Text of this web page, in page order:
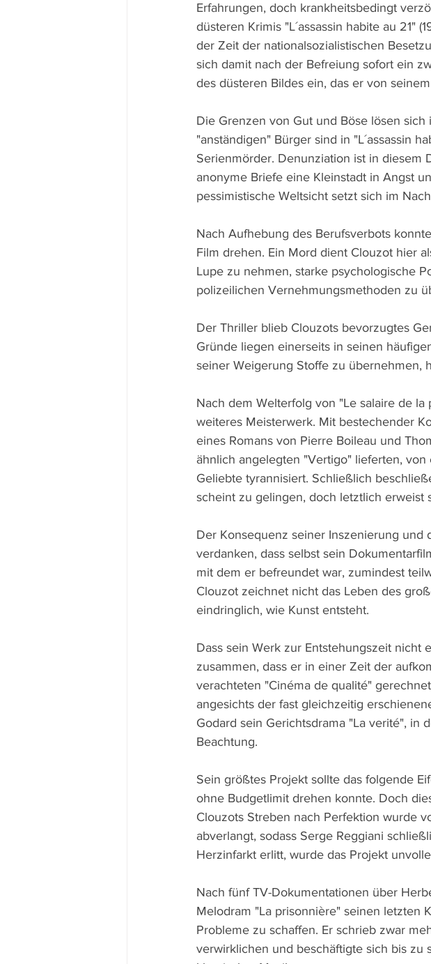
Erfahrungen, doch krankheitsbedingt
düsteren Krimis "L´assassin habite au 21"
der Zeit der nationalsozialistischen
sich damit nach der Befreiung sofort ein
des düsteren Bildes ein, das er von
Die Grenzen von Gut und Böse lösen
"anständigen" Bürger sind in "L´assassin
Serienmörder. Denunziation ist in diesem
anonyme Briefe eine Kleinstadt in Angst
pessimistische Weltsicht setzt sich im
Nach Aufhebung des Berufsverbots
Film drehen. Ein Mord dient Clouzot hier
Lupe zu nehmen, starke psychologische
polizeilichen Vernehmungsmethoden zu
Der Thriller blieb Clouzots bevorzugtes
Gründe liegen einerseits in seinen
seiner Weigerung Stoffe zu übernehmen,
Nach dem Welterfolg von "Le salaire de
weiteres Meisterwerk. Mit bestechender
eines Romans von Pierre Boileau und
ähnlich angelegten "Vertigo" lieferten,
Geliebte tyrannisiert. Schließlich
scheint zu gelingen, doch letztlich erweist
Der Konsequenz seiner Inszenierung
verdanken, dass selbst sein
mit dem er befreundet war, zumindest
Clouzot zeichnet nicht das Leben des
eindringlich, wie Kunst entsteht.
Dass sein Werk zur Entstehungszeit
zusammen, dass er in einer Zeit der
verachteten "Cinéma de qualité"
angesichts der fast gleichzeitig
Godard sein Gerichtsdrama "La verité", in
Beachtung.
Sein größtes Projekt sollte das folgende
ohne Budgetlimit drehen konnte. Doch
Clouzots Streben nach Perfektion wurde
abverlangt, sodass Serge Reggiani
Herzinfarkt erlitt, wurde das Projekt
Nach fünf TV-Dokumentationen über
Melodram "La prisonnière" seinen letzten
Probleme zu schaffen. Er schrieb zwar
verwirklichen und beschäftigte sich bis zu